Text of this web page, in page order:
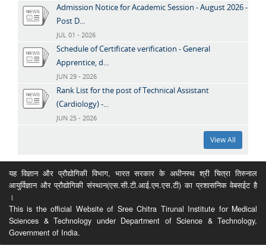
Admission Notice for Academic Session - August 2026 -
Post D...
JUL 01 - 2026
Schedule of Certificate verification - General
Apprentice, d...
JUN 29 - 2026
Rank List for the post of Technical Assistant
(Cardiology) -...
JUN 25 - 2026
View All
यह विज्ञान और प्रौद्योगिकी विभाग, भारत सरकार के अधीनस्थ श्री चित्रा तिरुनाल
आयुर्विज्ञान और प्रौद्योगिकी संस्थान(एस.सी.टी.आई.एम.एस.टी) का प्रशासनिक वेबसईट है
।
This is the official Website of Sree Chitra Tirunal Institute for Medical
Sciences & Technology under Department of Science & Technology,
Government of India.